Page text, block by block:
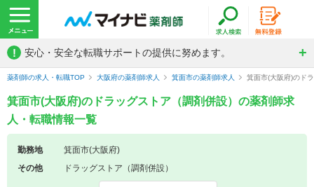
! 安心・安全な転職サポートの提供に努めます。
薬剤師の求人・転職TOP 大阪府の薬剤師求人 箕面市の薬剤師求人 箕面市(大阪府)のド
箕面市(大阪府)のドラッグストア（調剤併設）の薬剤師求
人・転職情報一覧
勤務地
箕面市(大阪府)
その他
ドラッグストア（調剤併設）